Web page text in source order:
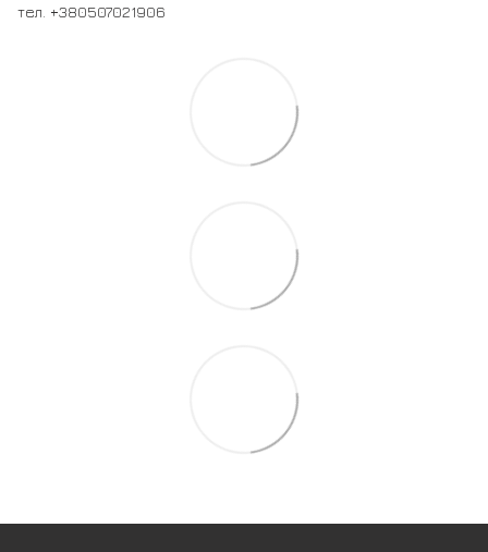
тел. +380507021906